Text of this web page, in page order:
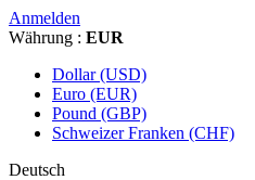
Anmelden
Währung : EUR
Dollar (USD)
Euro (EUR)
Pound (GBP)
Schweizer Franken (CHF)
Deutsch